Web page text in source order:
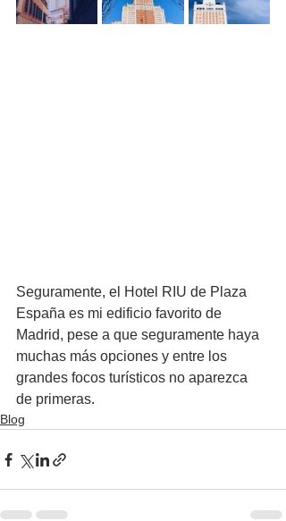
Seguramente, el Hotel RIU de Plaza
España es mi edificio favorito de
Madrid, pese a que seguramente haya
muchas más opciones y entre los
grandes focos turísticos no aparezca
de primeras.
Blog